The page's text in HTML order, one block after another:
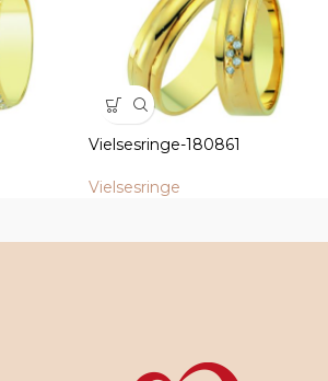
Vielsesringe-180861
Vielsesringe